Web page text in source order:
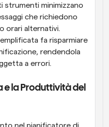
strumenti minimizzano
che richiedono
orari alternativi.
fa risparmiare
rendendola
a errori.
e la Produttività del